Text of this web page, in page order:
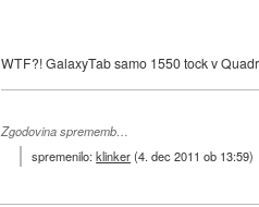
WTF?! GalaxyTab samo 1550 tock v
Zgodovina sprememb…
spremenilo:klinker(4. dec 2011 ob 13:59)